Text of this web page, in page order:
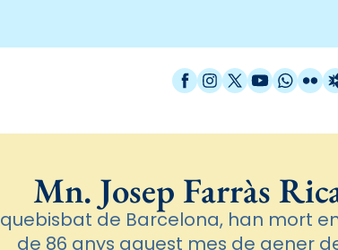
Facebook
Instagram
X / Twitter
YouTube
Mn. Josep Farràs
de Barcelona, han mort
de 86 anys aquest mes de gener